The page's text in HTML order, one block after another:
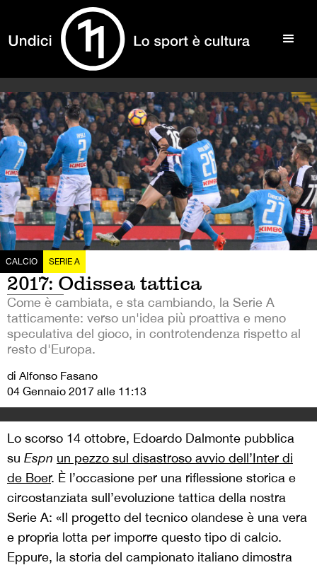
CALCIO SERIE A
2017: Odissea tattica
Come è cambiata, e sta cambiando, la Serie A
tatticamente: verso un'idea più proattiva e meno
speculativa del gioco, in controtendenza rispetto al
resto d'Europa.
di Alfonso Fasano
04 Gennaio 2017 alle 11:13
Lo scorso 14 ottobre, Edoardo Dalmonte pubblica
su Espn un pezzo sul disastroso avvio dell’Inter di
de Boer. È l’occasione per una riflessione storica e
circostanziata sull’evoluzione tattica della nostra
Serie A: «Il progetto del tecnico olandese è una vera
e propria lotta per imporre questo tipo di calcio.
Eppure, la storia del campionato italiano dimostra